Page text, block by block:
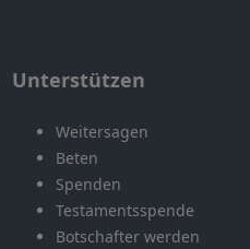
Unterstützen
Weitersagen
Beten
Spenden
Testamentsspende
Botschafter werden